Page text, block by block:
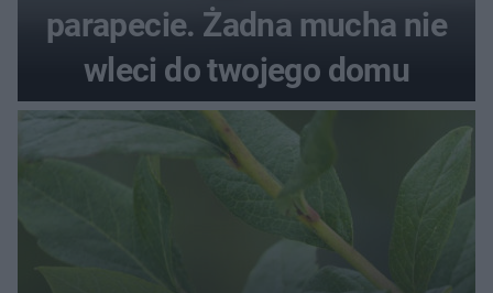
parapecie. Żadna mucha nie
wleci do twojego domu